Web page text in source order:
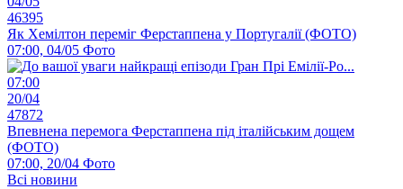
46395
Як Хемілтон переміг Ферстаппена у Португалії (ФОТО)
07:00, 04/05 Фото
07:00
20/04
47872
Впевнена перемога Ферстаппена під італійським дощем
(ФОТО)
07:00, 20/04 Фото
Всі новини